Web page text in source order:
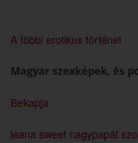
A többi erotikus történet
Magyar szexképek, és
Bekapja
leana sweet nagypapát